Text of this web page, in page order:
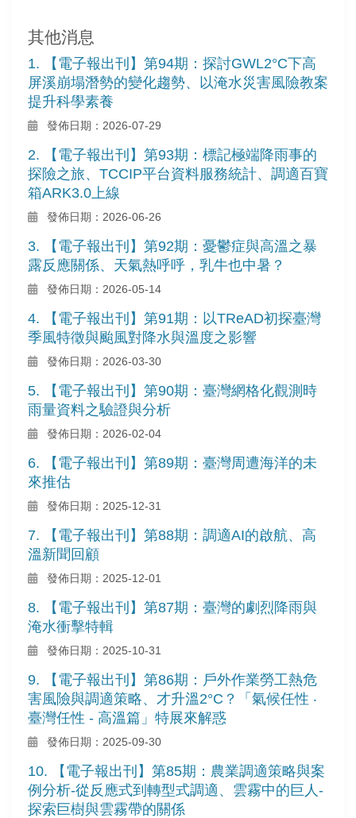
其他消息
1. 【電子報出刊】第94期：探討GWL2°C下高
屏溪崩塌潛勢的變化趨勢、以淹水災害風險教案
提升科學素養
發佈日期：2026-07-29
2. 【電子報出刊】第93期：標記極端降雨事的
探險之旅、TCCIP平台資料服務統計、調適百寶
箱ARK3.0上線
發佈日期：2026-06-26
3. 【電子報出刊】第92期：憂鬱症與高溫之暴
露反應關係、天氣熱呼呼，乳牛也中暑？
發佈日期：2026-05-14
4. 【電子報出刊】第91期：以TReAD初探臺灣
季風特徵與颱風對降水與溫度之影響
發佈日期：2026-03-30
5. 【電子報出刊】第90期：臺灣網格化觀測時
雨量資料之驗證與分析
發佈日期：2026-02-04
6. 【電子報出刊】第89期：臺灣周遭海洋的未
來推估
發佈日期：2025-12-31
7. 【電子報出刊】第88期：調適AI的啟航、高
溫新聞回顧
發佈日期：2025-12-01
8. 【電子報出刊】第87期：臺灣的劇烈降雨與
淹水衝擊特輯
發佈日期：2025-10-31
9. 【電子報出刊】第86期：戶外作業勞工熱危
害風險與調適策略、才升溫2°C？「氣候任性 ‧
臺灣任性 - 高溫篇」特展來解惑
發佈日期：2025-09-30
10. 【電子報出刊】第85期：農業調適策略與案
例分析-從反應式到轉型式調適、雲霧中的巨人-
探索巨樹與雲霧帶的關係